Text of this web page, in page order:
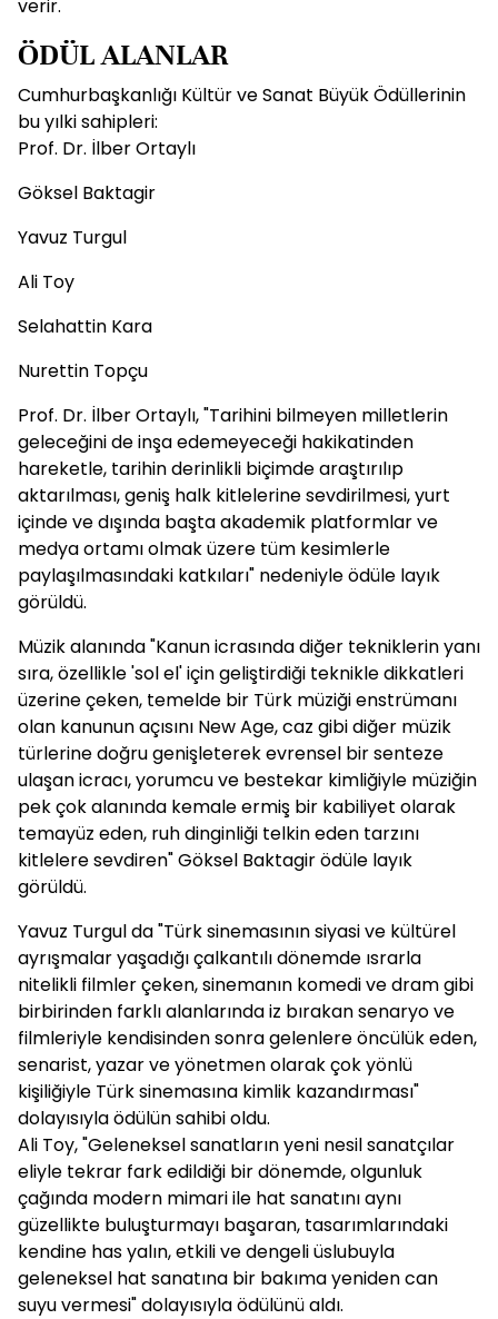
verir.
ÖDÜL ALANLAR
Cumhurbaşkanlığı Kültür ve Sanat Büyük Ödüllerinin
bu yılki sahipleri:
Prof. Dr. İlber Ortaylı
Göksel Baktagir
Yavuz Turgul
Ali Toy
Selahattin Kara
Nurettin Topçu
Prof. Dr. İlber Ortaylı, "Tarihini bilmeyen milletlerin
geleceğini de inşa edemeyeceği hakikatinden
hareketle, tarihin derinlikli biçimde araştırılıp
aktarılması, geniş halk kitlelerine sevdirilmesi, yurt
içinde ve dışında başta akademik platformlar ve
medya ortamı olmak üzere tüm kesimlerle
paylaşılmasındaki katkıları" nedeniyle ödüle layık
görüldü.
Müzik alanında "Kanun icrasında diğer tekniklerin yanı
sıra, özellikle 'sol el' için geliştirdiği teknikle dikkatleri
üzerine çeken, temelde bir Türk müziği enstrümanı
olan kanunun açısını New Age, caz gibi diğer müzik
türlerine doğru genişleterek evrensel bir senteze
ulaşan icracı, yorumcu ve bestekar kimliğiyle müziğin
pek çok alanında kemale ermiş bir kabiliyet olarak
temayüz eden, ruh dinginliği telkin eden tarzını
kitlelere sevdiren" Göksel Baktagir ödüle layık
görüldü.
Yavuz Turgul da "Türk sinemasının siyasi ve kültürel
ayrışmalar yaşadığı çalkantılı dönemde ısrarla
nitelikli filmler çeken, sinemanın komedi ve dram gibi
birbirinden farklı alanlarında iz bırakan senaryo ve
filmleriyle kendisinden sonra gelenlere öncülük eden,
senarist, yazar ve yönetmen olarak çok yönlü
kişiliğiyle Türk sinemasına kimlik kazandırması"
dolayısıyla ödülün sahibi oldu.
Ali Toy, "Geleneksel sanatların yeni nesil sanatçılar
eliyle tekrar fark edildiği bir dönemde, olgunluk
çağında modern mimari ile hat sanatını aynı
güzellikte buluşturmayı başaran, tasarımlarındaki
kendine has yalın, etkili ve dengeli üslubuyla
geleneksel hat sanatına bir bakıma yeniden can
suyu vermesi" dolayısıyla ödülünü aldı.